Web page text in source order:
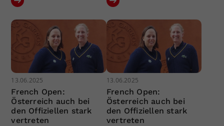
13.06.2025
French Open:
Österreich auch bei
den Offiziellen stark
vertreten
13.06.2025
French Open:
Österreich auch bei
den Offiziellen stark
vertreten